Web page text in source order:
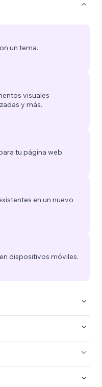
un tema.
visuales
y más.
tu página web.
en un nuevo
dispositivos móviles.